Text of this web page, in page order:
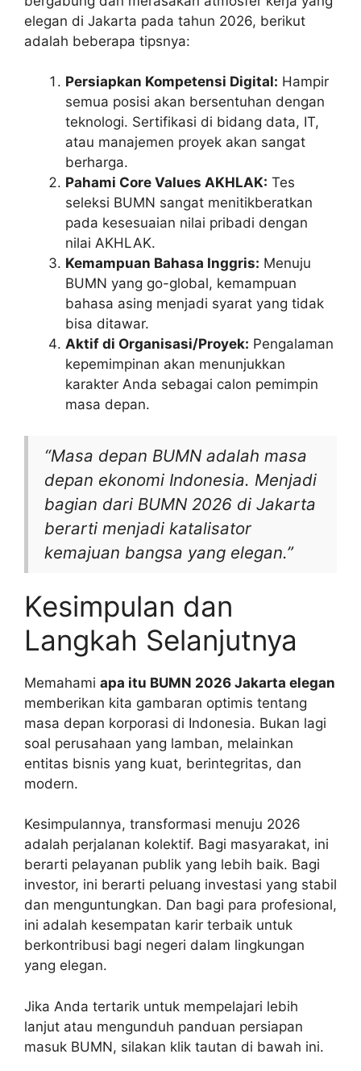
elegan di Jakarta pada tahun 2026, berikut
adalah beberapa tipsnya:
Persiapkan Kompetensi Digital: Hampir
semua posisi akan bersentuhan dengan
teknologi. Sertifikasi di bidang data, IT,
atau manajemen proyek akan sangat
berharga.
Pahami Core Values AKHLAK: Tes
seleksi BUMN sangat menitikberatkan
pada kesesuaian nilai pribadi dengan
nilai AKHLAK.
Kemampuan Bahasa Inggris: Menuju
BUMN yang go-global, kemampuan
bahasa asing menjadi syarat yang tidak
bisa ditawar.
Aktif di Organisasi/Proyek: Pengalaman
kepemimpinan akan menunjukkan
karakter Anda sebagai calon pemimpin
masa depan.
“Masa depan BUMN adalah masa
depan ekonomi Indonesia. Menjadi
bagian dari BUMN 2026 di Jakarta
berarti menjadi katalisator
kemajuan bangsa yang elegan.”
Kesimpulan dan
Langkah Selanjutnya
Memahami apa itu BUMN 2026 Jakarta elegan
memberikan kita gambaran optimis tentang
masa depan korporasi di Indonesia. Bukan lagi
soal perusahaan yang lamban, melainkan
entitas bisnis yang kuat, berintegritas, dan
modern.
Kesimpulannya, transformasi menuju 2026
adalah perjalanan kolektif. Bagi masyarakat, ini
berarti pelayanan publik yang lebih baik. Bagi
investor, ini berarti peluang investasi yang stabil
dan menguntungkan. Dan bagi para profesional,
ini adalah kesempatan karir terbaik untuk
berkontribusi bagi negeri dalam lingkungan
yang elegan.
Jika Anda tertarik untuk mempelajari lebih
lanjut atau mengunduh panduan persiapan
masuk BUMN, silakan klik tautan di bawah ini.